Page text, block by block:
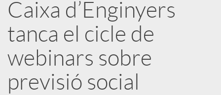
b
l
i
Caixa d’Enginyers
tanca el cicle de
webinars sobre
previsió social